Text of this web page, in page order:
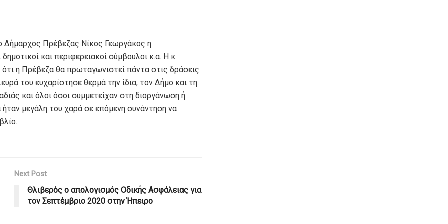
Πρέβεζας Νίκος Γεωργάκος η
και περιφερειακοί σύμβουλοι κ.α. Η κ.
η Πρέβεζα θα πρωταγωνιστεί πάντα στις δράσεις
του ευχαρίστησε θερμά την ίδια, τον Δήμο και τη
και όλοι όσοι συμμετείχαν στη διοργάνωση ή
μεγάλη του χαρά σε επόμενη συνάντηση να
Next Post
Θλιβερός ο απολογισμός Οδικής Ασφάλειας για
τον Σεπτέμβριο 2020 στην Ήπειρο